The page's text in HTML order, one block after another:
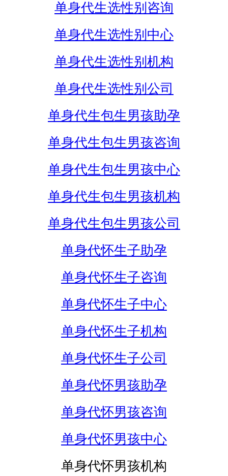
单身代生选性别咨询
单身代生选性别中心
单身代生选性别机构
单身代生选性别公司
单身代生包生男孩助孕
单身代生包生男孩咨询
单身代生包生男孩中心
单身代生包生男孩机构
单身代生包生男孩公司
单身代怀生子助孕
单身代怀生子咨询
单身代怀生子中心
单身代怀生子机构
单身代怀生子公司
单身代怀男孩助孕
单身代怀男孩咨询
单身代怀男孩中心
单身代怀男孩机构